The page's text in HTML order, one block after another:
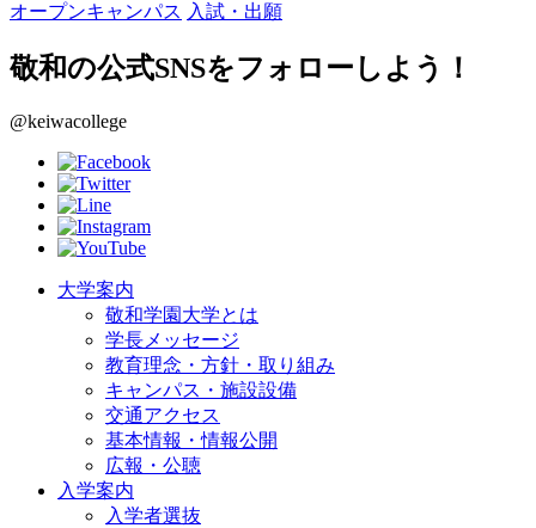
オープンキャンパス 入試・出願
敬和の公式SNSをフォローしよう！
@keiwacollege
大学案内
敬和学園大学とは
学長メッセージ
教育理念・方針・取り組み
キャンパス・施設設備
交通アクセス
基本情報・情報公開
広報・公聴
入学案内
入学者選抜